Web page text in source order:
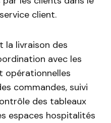
client.
la livraison des
avec les
opérationnelles
commandes, suivi
des tableaux
espaces hospitalités